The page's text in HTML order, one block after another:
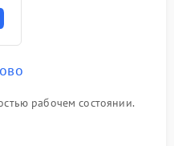
рабочем состоянии.